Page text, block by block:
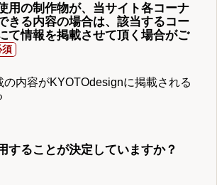
用の制作物が、当サイト各コーナ
きる内容の場合は、該当するコー
て情報を掲載させて頂く場合がご
の内容がKYOTOdesignに掲載される
することが決定していますか？